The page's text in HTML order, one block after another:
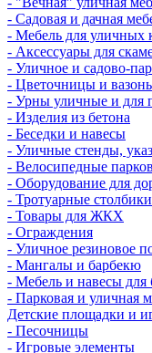
- Садовая и дачная
- Мебель для уличных
- Аксессуары для
- Уличное и садово-
- Цветочницы и
- Урны уличные и для
- Изделия из бетона
- Беседки и навесы
- Уличные стенды,
- Велосипедные
- Оборудование для
- Тротуарные столбики
- Товары для ЖКХ
- Ограждения
- Уличное резиновое
- Мангалы и барбекю
- Мебель и навесы для
- Парковая и уличная
Детские площадки и
- Песочницы
- Игровые элементы